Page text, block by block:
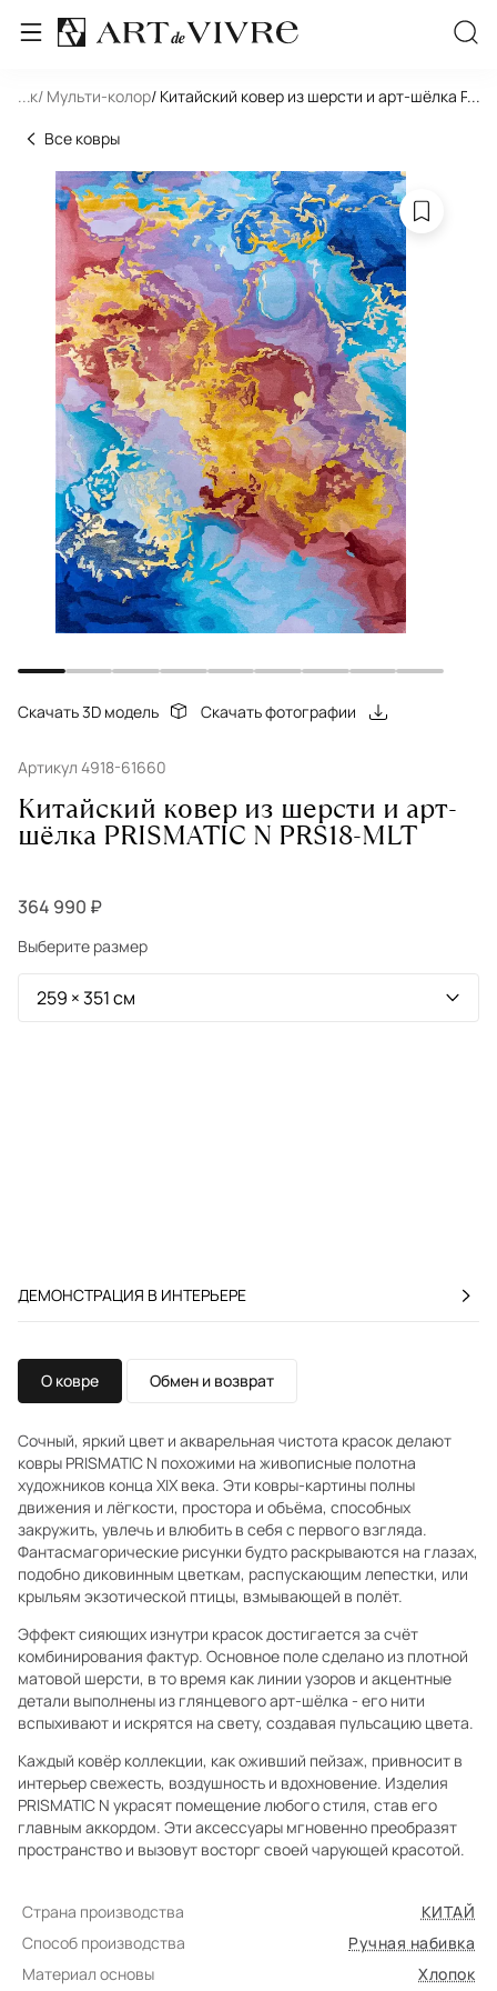
... / Мульти-колор/ Китайский ковер из шерсти и арт-шёлка
...
Все ковры
Скачать 3D модель Скачать фотографии
Артикул 4918-61660
Китайский ковер из шерсти и арт-
шёлка PRISMATIC N PRS18-MLT
364 990 ₽
Выберите размер
ДЕМОНСТРАЦИЯ В ИНТЕРЬЕРЕ
О ковре Обмен и возврат
Сочный, яркий цвет и акварельная чистота красок делают
ковры PRISMATIC N похожими на живописные полотна
художников конца XIX века. Эти ковры-картины полны
движения и лёгкости, простора и объёма, способных
закружить, увлечь и влюбить в себя с первого взгляда.
Фантасмагорические рисунки будто раскрываются на глазах,
подобно диковинным цветкам, распускающим лепестки, или
крыльям экзотической птицы, взмывающей в полёт.
Эффект сияющих изнутри красок достигается за счёт
комбинирования фактур. Основное поле сделано из плотной
матовой шерсти, в то время как линии узоров и акцентные
детали выполнены из глянцевого арт-шёлка - его нити
вспыхивают и искрятся на свету, создавая пульсацию цвета.
Каждый ковёр коллекции, как оживший пейзаж, привносит в
интерьер свежесть, воздушность и вдохновение. Изделия
PRISMATIC N украсят помещение любого стиля, став его
главным аккордом. Эти аксессуары мгновенно преобразят
пространство и вызовут восторг своей чарующей красотой.
Страна производства
КИТАЙ
Способ производства
Ручная набивка
Материал основы
Хлопок